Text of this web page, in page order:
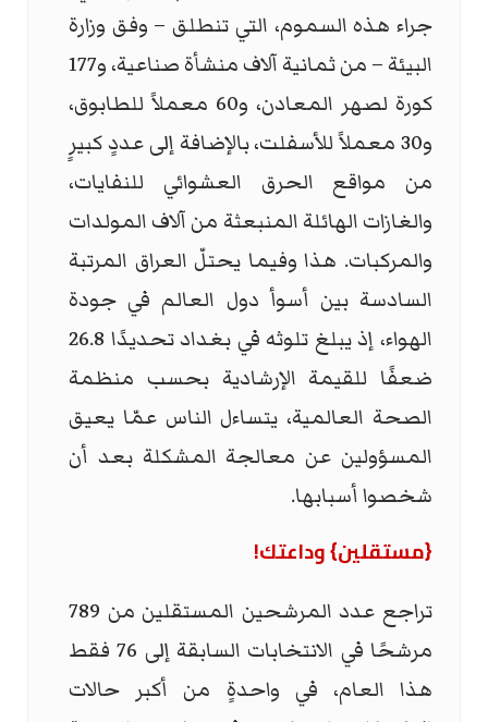
جراء هذه السموم، التي تنطلق – وفق وزارة
البيئة – من ثمانية آلاف منشأة صناعية، و177
كورة لصهر المعادن، و60 معملاً للطابوق،
و30 معملاً للأسفلت، بالإضافة إلى عددٍ كبيرٍ
من مواقع الحرق العشوائي للنفايات،
والغازات الهائلة المنبعثة من آلاف المولدات
والمركبات. هذا وفيما يحتلّ العراق المرتبة
السادسة بين أسوأ دول العالم في جودة
الهواء، إذ يبلغ تلوثه في بغداد تحديدًا 26.8
ضعفًا للقيمة الإرشادية بحسب منظمة
الصحة العالمية، يتساءل الناس عمّا يعيق
المسؤولين عن معالجة المشكلة بعد أن
شخصوا أسبابها.
{مستقلين} وداعتك!
تراجع عدد المرشحين المستقلين من 789
مرشحًا في الانتخابات السابقة إلى 76 فقط
هذا العام، في واحدةٍ من أكبر حالات